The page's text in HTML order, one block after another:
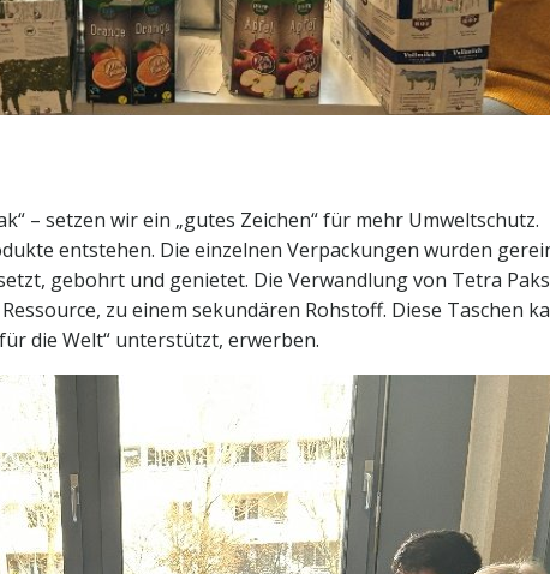
– setzen wir ein „gutes Zeichen“ für mehr Umweltschutz.
entstehen. Die einzelnen Verpackungen wurden
gebohrt und genietet. Die Verwandlung von Tetra
zu einem sekundären Rohstoff. Diese Taschen
die Welt“ unterstützt, erwerben.